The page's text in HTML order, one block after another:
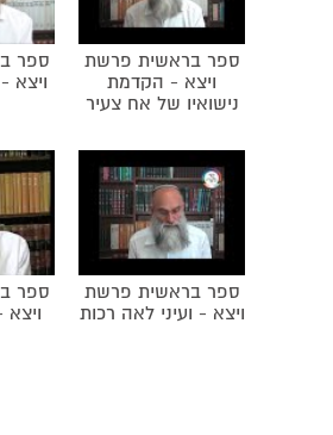
ברכת יעקב לשבט דן. רש"י: דן ידין עמו
שמשון. רשב"ם: נאמר על שבט דן
ספר בראשית פרשת
ויצא - הקדמת
נישואיו של אח צעיר
ספר
ויצא
ספר בראשית פרשת
ויצא - ועיני לאה רכות
ספר